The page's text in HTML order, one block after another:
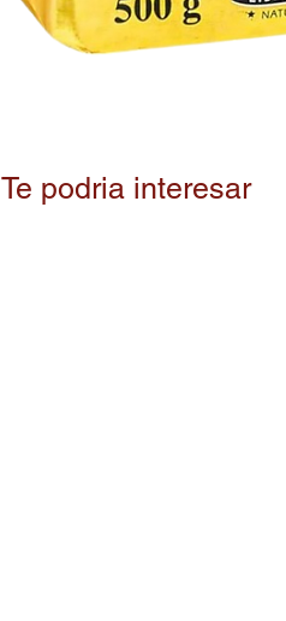
Te podria interesar